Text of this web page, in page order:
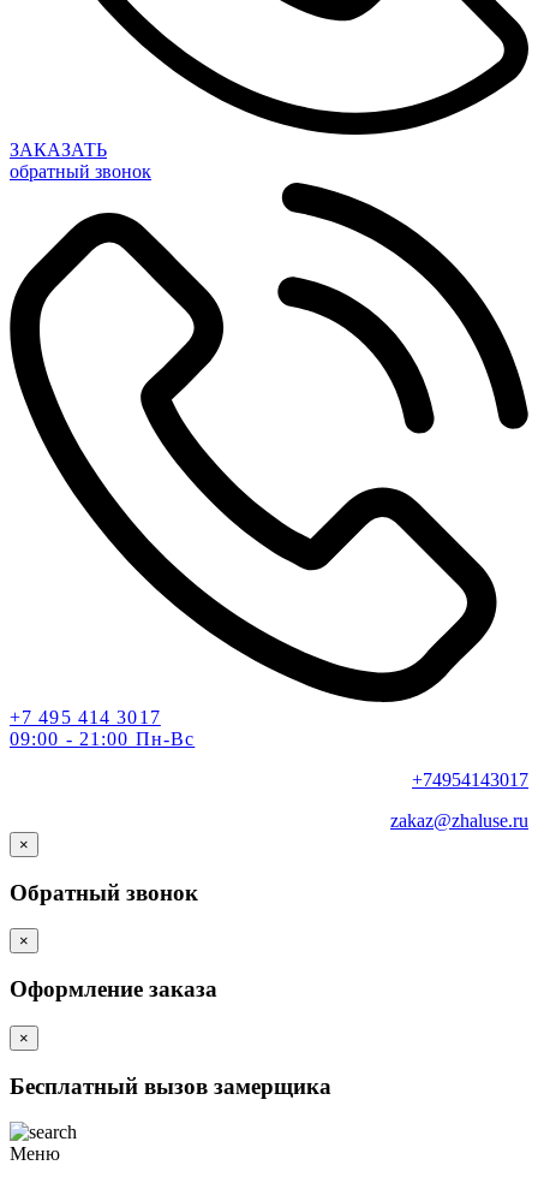
ЗАКАЗАТЬ
обратный звонок
+7 495 414 3017
09:00 - 21:00 Пн-Вс
+74954143017
zakaz@zhaluse.ru
×
Обратный звонок
×
Оформление заказа
×
Бесплатный вызов замерщика
Меню